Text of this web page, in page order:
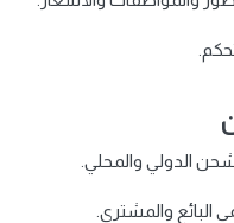
الدولي والمحلي.
البائع والمشتري.